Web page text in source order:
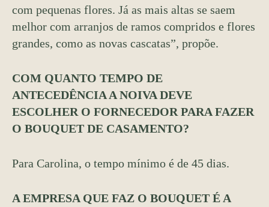
com pequenas flores. Já as mais altas se saem
melhor com arranjos de ramos compridos e flores
grandes, como as novas cascatas”, propõe.
COM QUANTO TEMPO DE
ANTECEDÊNCIA A NOIVA DEVE
ESCOLHER O FORNECEDOR PARA FAZER
O BOUQUET DE CASAMENTO?
Para Carolina, o tempo mínimo é de 45 dias.
A EMPRESA QUE FAZ O BOUQUET É A